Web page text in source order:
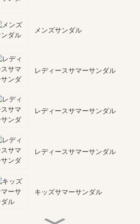
メンズサンダル
レディースサマーサンダル
レディースサマーサンダル
レディースサマーサンダル
キッズサマーサンダル